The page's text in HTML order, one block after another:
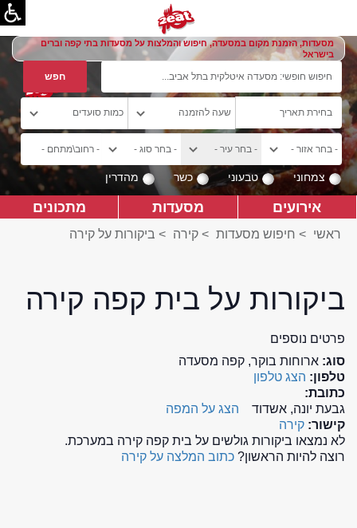
מסעדות, הזמנת מקום במסעדה, חיפוש והמלצות על מסעדות בתי קפה וברים
בישראל
צמחוני טבעוני כשר מהדרין
אירועים מסעדות מתכונים
ראשי > חיפוש מסעדות > קירה > ביקורות על קירה
ביקורות על בית קפה קירה
פרטים נוספים
סוג: ארוחות בוקר, קפה מסעדה
טלפון: הצג טלפון
כתובת:
גבעת יונה, אשדוד
הצג על המפה
קישור: קירה
לא נמצאו ביקורות גולשים על בית קפה קירה במערכת.
רוצה להיות הראשון? כתוב המלצה על קירה